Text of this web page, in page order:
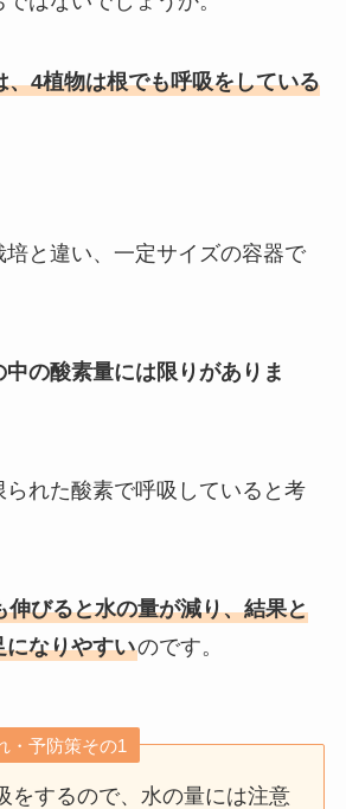
、4植物は根でも呼吸をしている
と違い、一定サイズの容器で
中の酸素量には限りがありま
れた酸素で呼吸していると考
伸びると水の量が減り、結果と
になりやすいのです。
・予防策その1
をするので、水の量には注意